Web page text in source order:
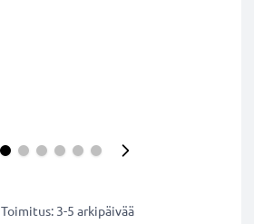
Toimitus: 3-5 arkipäivää